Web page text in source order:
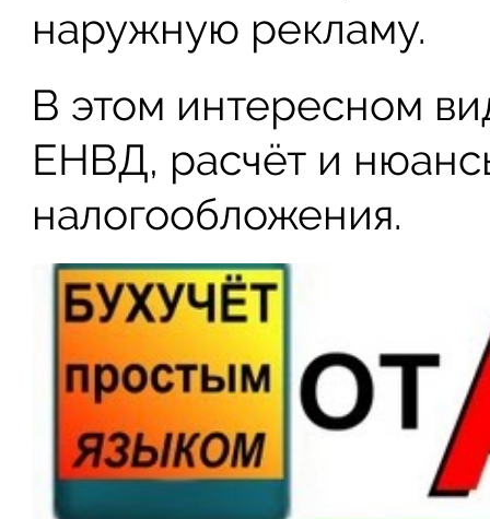
наружную рекламу.
В этом интересном
ЕНВД, расчёт и
налогообложения.